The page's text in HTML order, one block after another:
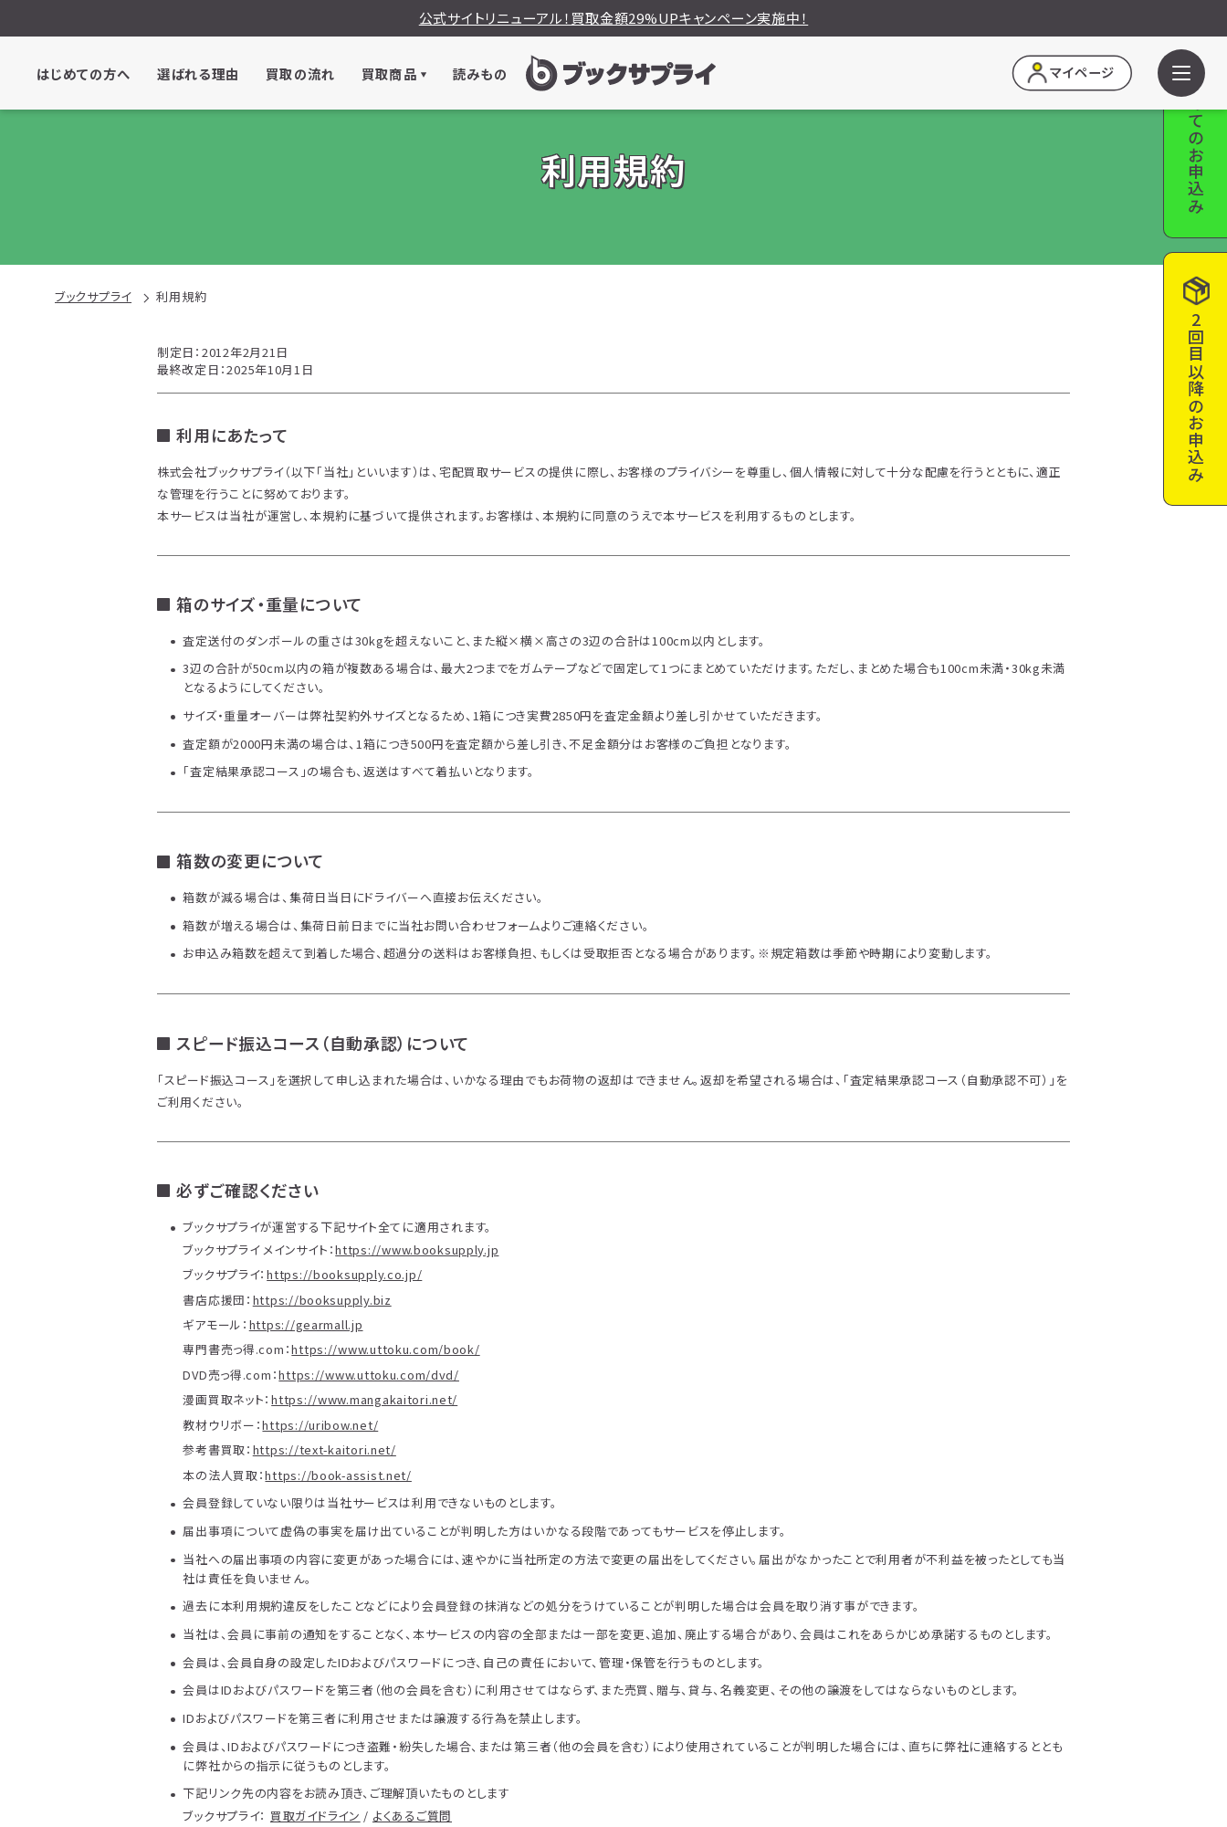
公式サイトリニューアル！買取金額29%UPキャンペーン実施中！
はじめての方へ 選ばれる理由 買取の流れ 買取商品 読みもの マイページ はじめての
お申込み
2回目以降の
お申込み
利用規約
ブックサプライ 利用規約
制定日：2012年2月21日
最終改定日：2025年10月1日
利用にあたって
株式会社ブックサプライ（以下「当社」といいます）は、宅配買取サービスの提供に際し、お客様のプライバシーを尊重し、個人情報に対して十分な配慮を行うとともに、適正
な管理を行うことに努めております。
本サービスは当社が運営し、本規約に基づいて提供されます。お客様は、本規約に同意のうえで本サービスを利用するものとします。
箱のサイズ・重量について
査定送付のダンボールの重さは30kgを超えないこと、また縦×横×高さの3辺の合計は100cm以内とします。
3辺の合計が50cm以内の箱が複数ある場合は、最大2つまでをガムテープなどで固定して1つにまとめていただけます。ただし、まとめた場合も100cm未満・30kg未満
となるようにしてください。
サイズ・重量オーバーは弊社契約外サイズとなるため、1箱につき実費2850円を査定金額より差し引かせていただきます。
査定額が2000円未満の場合は、1箱につき500円を査定額から差し引き、不足金額分はお客様のご負担となります。
「査定結果承認コース」の場合も、返送はすべて着払いとなります。
箱数の変更について
箱数が減る場合は、集荷日当日にドライバーへ直接お伝えください。
箱数が増える場合は、集荷日前日までに当社お問い合わせフォームよりご連絡ください。
お申込み箱数を超えて到着した場合、超過分の送料はお客様負担、もしくは受取拒否となる場合があります。※規定箱数は季節や時期により変動します。
スピード振込コース（自動承認）について
「スピード振込コース」を選択して申し込まれた場合は、いかなる理由でもお荷物の返却はできません。返却を希望される場合は、「査定結果承認コース（自動承認不可）」を
ご利用ください。
必ずご確認ください
ブックサプライが運営する下記サイト全てに適用されます。
ブックサプライ メインサイト：https://www.booksupply.jp
ブックサプライ：https://booksupply.co.jp/
書店応援団： https://booksupply.biz
ギアモール： https://gearmall.jp
専門書売っ得.com：https://www.uttoku.com/book/
DVD売っ得.com：https://www.uttoku.com/dvd/
漫画買取ネット：https://www.mangakaitori.net/
教材ウリボー：https://uribow.net/
参考書買取： https://text-kaitori.net/
本の法人買取：https://book-assist.net/
会員登録していない限りは当社サービスは利用できないものとします。
届出事項について虚偽の事実を届け出ていることが判明した方はいかなる段階であってもサービスを停止します。
当社への届出事項の内容に変更があった場合には、速やかに当社所定の方法で変更の届出をしてください。届出がなかったことで利用者が不利益を被ったとしても当
社は責任を負いません。
過去に本利用規約違反をしたことなどにより会員登録の抹消などの処分をうけていることが判明した場合は会員を取り消す事ができます。
当社は、会員に事前の通知をすることなく、本サービスの内容の全部または一部を変更、追加、廃止する場合があり、会員はこれをあらかじめ承諾するものとします。
会員は、会員自身の設定したIDおよびパスワードにつき、自己の責任において、管理・保管を行うものとします。
会員はIDおよびパスワードを第三者（他の会員を含む）に利用させてはならず、また売買、贈与、貸与、名義変更、その他の譲渡をしてはならないものとします。
IDおよびパスワードを第三者に利用させまたは譲渡する行為を禁止します。
会員は、IDおよびパスワードにつき盗難・紛失した場合、または第三者（他の会員を含む）により使用されていることが判明した場合には、直ちに弊社に連絡するととも
に弊社からの指示に従うものとします。
下記リンク先の内容をお読み頂き、ご理解頂いたものとします
ブックサプライ： 買取ガイドライン / よくあるご質問